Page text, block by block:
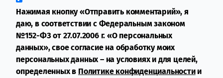
Нажимая кнопку «Отправить комментарий», я
даю, в соответствии с Федеральным законом
№152-ФЗ от 27.07.2006 г. «О персональных
данных», свое согласие на обработку моих
персональных данных – на условиях и для целей,
определенных в Политике конфиденциальностии